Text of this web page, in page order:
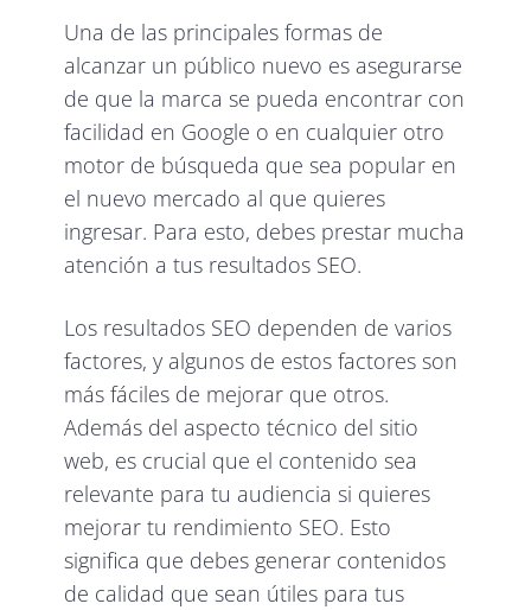
Una de las principales formas de
alcanzar un público nuevo es asegurarse
de que la marca se pueda encontrar con
facilidad en Google o en cualquier otro
motor de búsqueda que sea popular en
el nuevo mercado al que quieres
ingresar. Para esto, debes prestar mucha
atención a tus resultados SEO.
Los resultados SEO dependen de varios
factores, y algunos de estos factores son
más fáciles de mejorar que otros.
Además del aspecto técnico del sitio
web, es crucial que el contenido sea
relevante para tu audiencia si quieres
mejorar tu rendimiento SEO. Esto
significa que debes generar contenidos
de calidad que sean útiles para tus